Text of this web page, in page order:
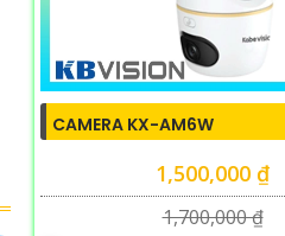
CAMERA KX-AM6W
1,500,000 ₫
1,700,000 ₫